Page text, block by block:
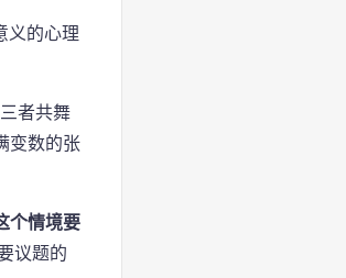
义的心理
者共舞
变数的张
个情境要
议题的